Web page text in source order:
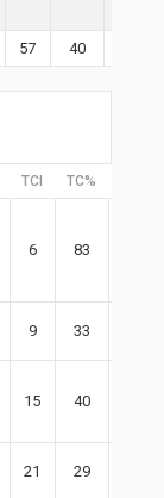
57 40
TCI TC%
6 83
9 33
15 40
21 29